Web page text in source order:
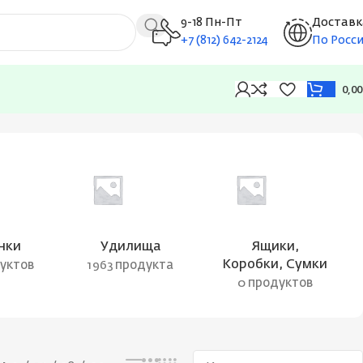
9-18 Пн-Пт
+7 (812) 642-2124
По
Удилища
1963 продукта
Ящики,
Коробки, Сумки
0 продуктов